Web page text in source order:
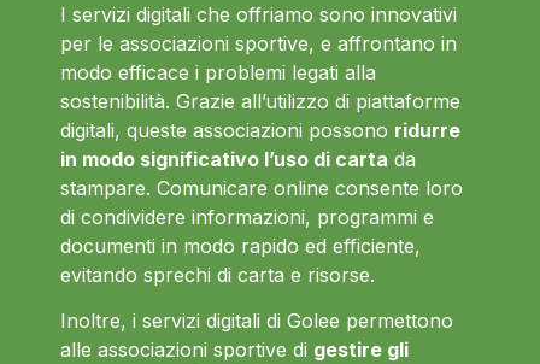
I servizi digitali che offriamo sono innovativi
per le associazioni sportive, e affrontano in
modo efficace i problemi legati alla
sostenibilità. Grazie all’utilizzo di piattaforme
digitali, queste associazioni possono ridurre
in modo significativo l’uso di carta da
stampare. Comunicare online consente loro
di condividere informazioni, programmi e
documenti in modo rapido ed efficiente,
evitando sprechi di carta e risorse.
Inoltre, i servizi digitali di Golee permettono
alle associazioni sportive di gestire gli